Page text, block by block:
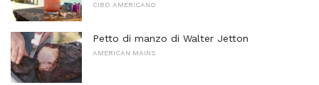
CIBO AMERICANO
Petto di manzo di Walter Jetton
AMERICAN MAINS